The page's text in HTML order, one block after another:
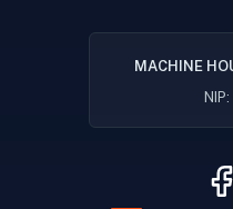
MACHINE